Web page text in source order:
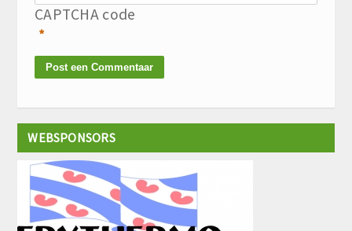
CAPTCHA code
*
WEBSPONSORS